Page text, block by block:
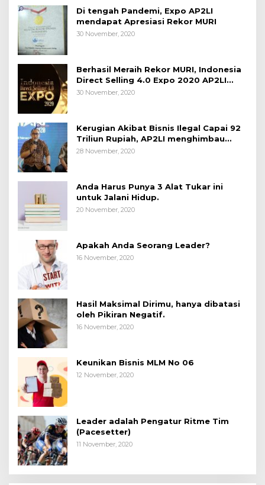
Di tengah Pandemi, Expo AP2LI
mendapat Apresiasi Rekor MURI
30 November, 2020
Berhasil Meraih Rekor MURI, Indonesia
Direct Selling 4.0 Expo 2020 AP2LI
berakhir sangat memuaskan
30 November, 2020
Kerugian Akibat Bisnis Ilegal Capai 92
Triliun Rupiah, AP2LI menghimbau
masyarakat Waspada.
28 November, 2020
Anda Harus Punya 3 Alat Tukar ini
untuk Jalani Hidup.
20 November, 2020
Apakah Anda Seorang Leader?
16 November, 2020
Hasil Maksimal Dirimu, hanya dibatasi
oleh Pikiran Negatif.
16 November, 2020
Keunikan Bisnis MLM No 06
12 November, 2020
Leader adalah Pengatur Ritme Tim
(Pacesetter)
11 November, 2020